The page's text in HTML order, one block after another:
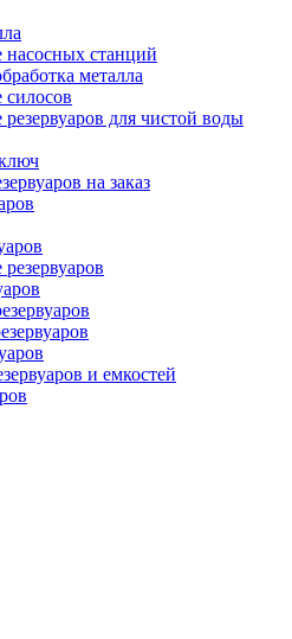
насосных станций
металла
для чистой воды
на заказ
и емкостей